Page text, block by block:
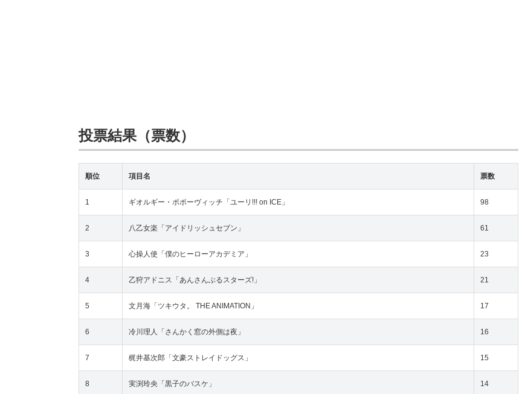
投票結果（票数）
順位 項目名 票数
1 ギオルギー・ポポーヴィッチ「ユーリ!!! on ICE」 98
2 八乙女楽「アイドリッシュセブン」 61
3 心操人使「僕のヒーローアカデミア」 23
4 乙狩アドニス「あんさんぶるスターズ!」 21
5 文月海「ツキウタ。 THE ANIMATION」 17
6 冷川理人「さんかく窓の外側は夜」 16
7 梶井基次郎「文豪ストレイドッグス」 15
8 実渕玲央「黒子のバスケ」 14